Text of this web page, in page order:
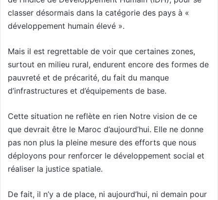
classer désormais dans la catégorie des pays à «
développement humain élevé ».
Mais il est regrettable de voir que certaines zones,
surtout en milieu rural, endurent encore des formes de
pauvreté et de précarité, du fait du manque
d’infrastructures et d’équipements de base.
Cette situation ne reflète en rien Notre vision de ce
que devrait être le Maroc d’aujourd’hui. Elle ne donne
pas non plus la pleine mesure des efforts que nous
déployons pour renforcer le développement social et
réaliser la justice spatiale.
De fait, il n’y a de place, ni aujourd’hui, ni demain pour